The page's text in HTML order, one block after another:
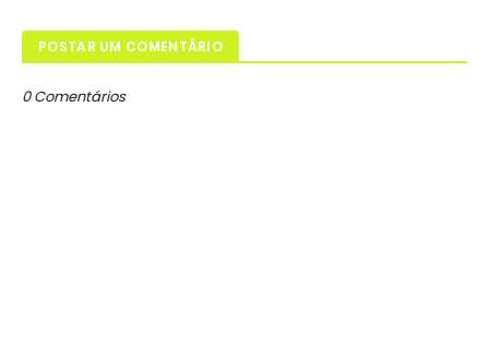
POSTAR UM COMENTÁRIO
0 Comentários